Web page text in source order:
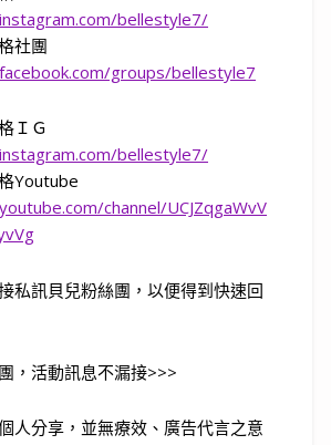
bellestyle7/
社團
groups/bellestyle7
ＩＧ
bellestyle7/
Youtube
channel/UCJZqgaWvV
私訊貝兒粉絲團，以便得到快速回
，活動訊息不漏接>>>
人分享，並無療效、廣告代言之意